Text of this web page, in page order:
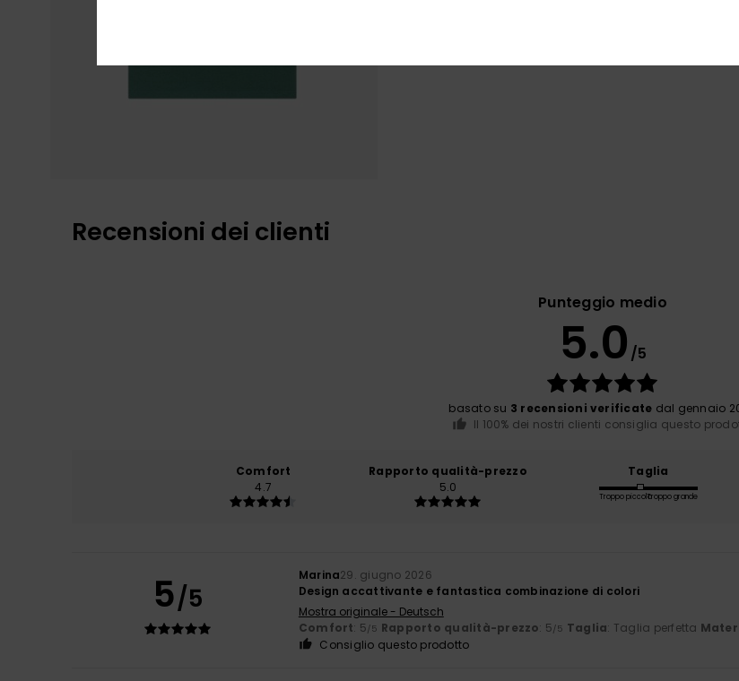
Recensioni dei clienti
Punteggio medio
5.0 /5
basato su 3 recensioni verificate dal gennaio
Il 100% dei nostri clienti consiglia questo
Comfort
4.7
Rapporto qualità-prezzo
5.0
Taglia
Troppo piccoloTroppo grande
5/5
Marina29. giugno 2026
Design accattivante e fantastica combinazione di colori
Mostra originale - Deutsch
Comfort: 5/5 Rapporto qualità-prezzo: 5/5 Taglia: Taglia perfetta
Consiglio questo prodotto